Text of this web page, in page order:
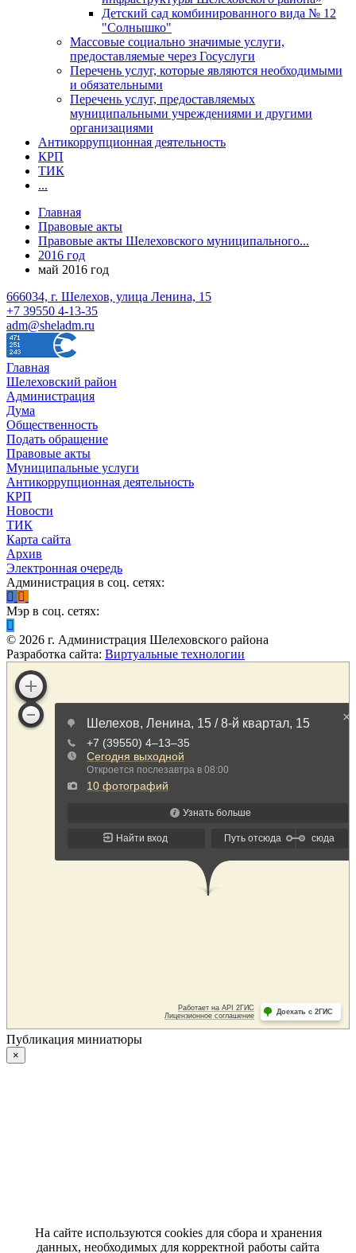
Детский сад комбинированного вида № 12
"Солнышко"
Массовые социально значимые услуги,
предоставляемые через Госуслуги
Перечень услуг, которые являются необходимыми
и обязательными
Перечень услуг, предоставляемых
муниципальными учреждениями и другими
организациями
Антикоррупционная деятельность
КРП
ТИК
...
Главная
Правовые акты
Правовые акты Шелеховского муниципального...
2016 год
май 2016 год
666034, г. Шелехов, улица Ленина, 15
+7 39550 4-13-35
adm@sheladm.ru
Главная
Шелеховский район
Администрация
Дума
Общественность
Подать обращение
Правовые акты
Муниципальные услуги
Антикоррупционная деятельность
КРП
Новости
ТИК
Карта сайта
Архив
Электронная очередь
Администрация в соц. сетях:
Мэр в соц. сетях:
© 2026 г. Администрация Шелеховского района
Разработка сайта: Виртуальные технологии
Публикация миниатюры
×
На сайте используются cookies для сбора и хранения
данных, необходимых для корректной работы сайта